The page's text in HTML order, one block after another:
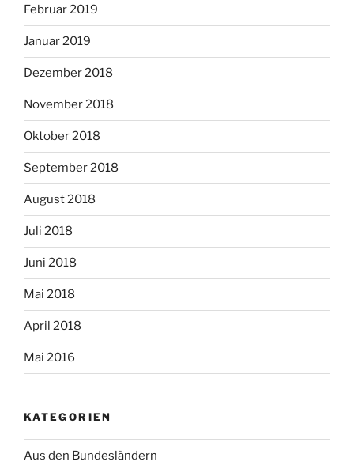
Februar 2019
Januar 2019
Dezember 2018
November 2018
Oktober 2018
September 2018
August 2018
Juli 2018
Juni 2018
Mai 2018
April 2018
Mai 2016
KATEGORIEN
Aus den Bundesländern